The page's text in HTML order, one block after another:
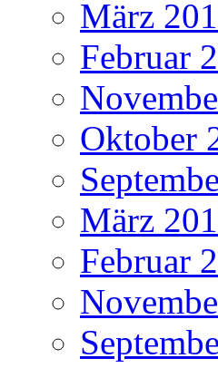
März
Februar
Oktober
März
Februar